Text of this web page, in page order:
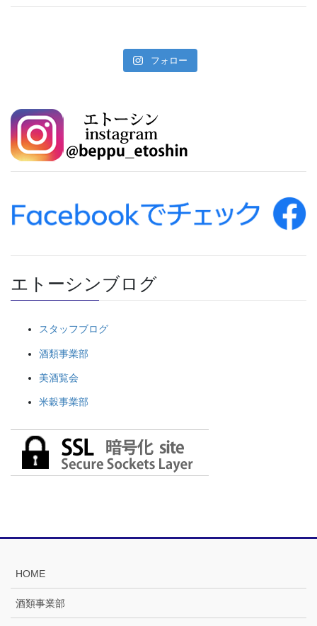
フォロー
エトーシンブログ
スタッフブログ
酒類事業部
美酒覧会
米穀事業部
HOME
酒類事業部